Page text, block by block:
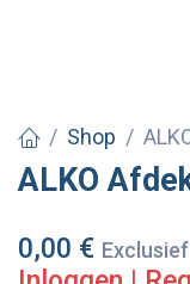
Shop
ALKO
0,00 €